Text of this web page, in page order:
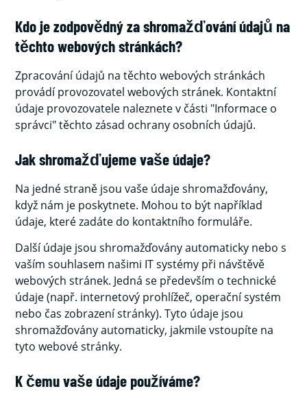
Kdo je zodpovědný za shromažďování údajů na
těchto webových stránkách?
Zpracování údajů na těchto webových stránkách
provádí provozovatel webových stránek. Kontaktní
údaje provozovatele naleznete v části "Informace o
správci" těchto zásad ochrany osobních údajů.
Jak shromažďujeme vaše údaje?
Na jedné straně jsou vaše údaje shromažďovány,
když nám je poskytnete. Mohou to být například
údaje, které zadáte do kontaktního formuláře.
Další údaje jsou shromažďovány automaticky nebo s
vaším souhlasem našimi IT systémy při návštěvě
webových stránek. Jedná se především o technické
údaje (např. internetový prohlížeč, operační systém
nebo čas zobrazení stránky). Tyto údaje jsou
shromažďovány automaticky, jakmile vstoupíte na
tyto webové stránky.
K čemu vaše údaje používáme?